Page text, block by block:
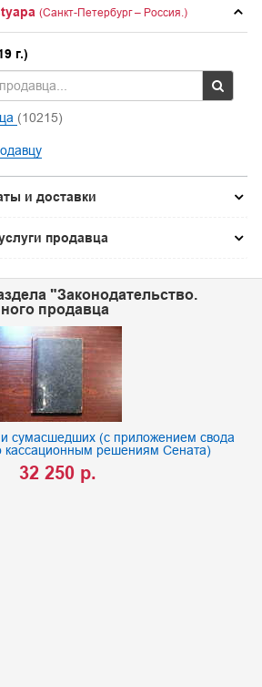
(Санкт-Петербург – Россия.)
г.)
(10215)
и доставки
продавца
"Законодательство.
продавца
сумасшедших (с приложением свода
кассационным решениям Сената)
32 250 р.